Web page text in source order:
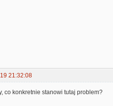
21:32:08
co konkretnie stanowi tutaj problem?